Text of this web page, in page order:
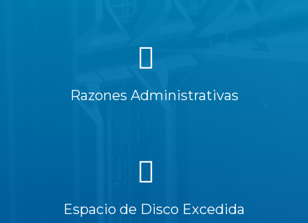
Razones Administrativas
Espacio de Disco Excedida